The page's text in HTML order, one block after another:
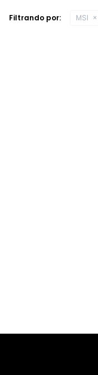
Filtrando por: MSI